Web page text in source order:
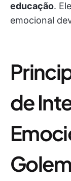
educação.
emocional
de